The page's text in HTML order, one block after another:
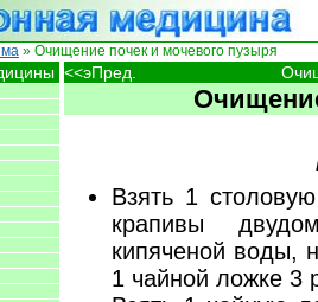
» Очищение почек и мочевого пузыря
<<эПред.
Взять 1
крапивы
кипяченой воды,
1 чайной ложке 3